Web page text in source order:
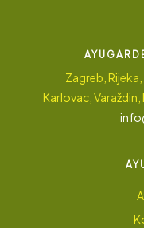
Zagreb,
Karlovac, Varaždin,